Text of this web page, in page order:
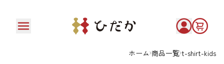
ホーム 商品一覧 t-shirt-kids